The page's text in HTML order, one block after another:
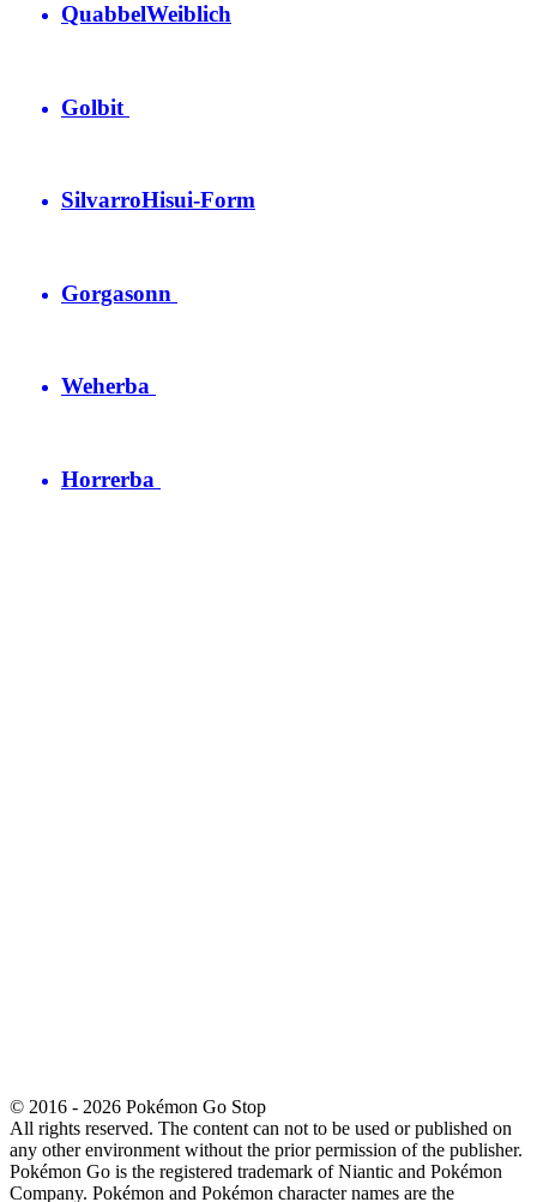
QuabbelWeiblich
Golbit
SilvarroHisui-Form
Gorgasonn
Weherba
Horrerba
© 2016 - 2026 Pokémon Go Stop
All rights reserved. The content can not to be used or published on
any other environment without the prior permission of the publisher.
Pokémon Go is the registered trademark of Niantic and Pokémon
Company. Pokémon and Pokémon character names are the